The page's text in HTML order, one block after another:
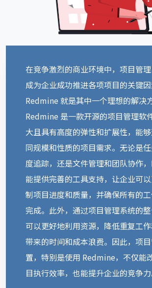
在竞争激烈的商业环境中，项目管
成为企业成功推进各项项目的关键
Redmine 就是其中一个理想的解决
Redmine 是一款开源的项目管理软
大且具有高度的弹性和扩展性，能
同规模和性质的项目需求。无论是
度追踪，还是文件管理和团队协作
能提供完善的工具支持，让企业可
制项目进度和质量，并确保所有的
完成。此外，通过项目管理系统的
可以更好地利用资源，降低重复工
带来的时间和成本浪费。因此，项
置，特别是使用 Redmine，不仅能
目执行效率，也能提升企业的竞争力